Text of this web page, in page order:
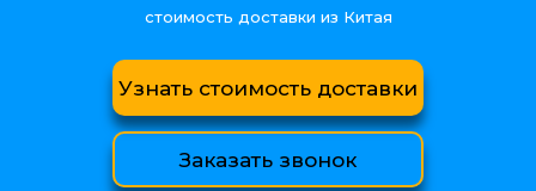
стоимость доставки из Китая
Узнать стоимость доставки
Заказать звонок